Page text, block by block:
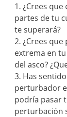
1. ¿Crees
partes de tu
te superará?
2. ¿Crees
extrema en
del asco?
3. Has
perturbador
podría pasar
perturbación